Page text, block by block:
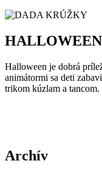
HALLOWEEN
Halloween je dobrá
animátormi sa deti
trikom kúzlam a tancom.
Archív